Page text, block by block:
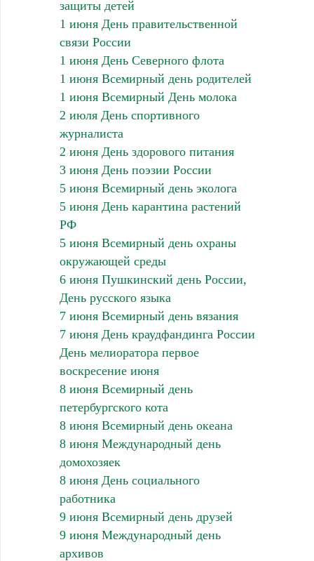
защиты детей
1 июня День правительственной
связи России
1 июня День Северного флота
1 июня Всемирный день родителей
1 июня Всемирный День молока
2 июля День спортивного
журналиста
2 июня День здорового питания
3 июня День поэзии России
5 июня Всемирный день эколога
5 июня День карантина растений
РФ
5 июня Всемирный день охраны
окружающей среды
6 июня Пушкинский день России,
День русского языка
7 июня Всемирный день вязания
7 июня День краудфандинга России
День мелиоратора первое
воскресение июня
8 июня Всемирный день
петербургского кота
8 июня Всемирный день океана
8 июня Международный день
домохозяек
8 июня День социального
работника
9 июня Всемирный день друзей
9 июня Международный день
архивов